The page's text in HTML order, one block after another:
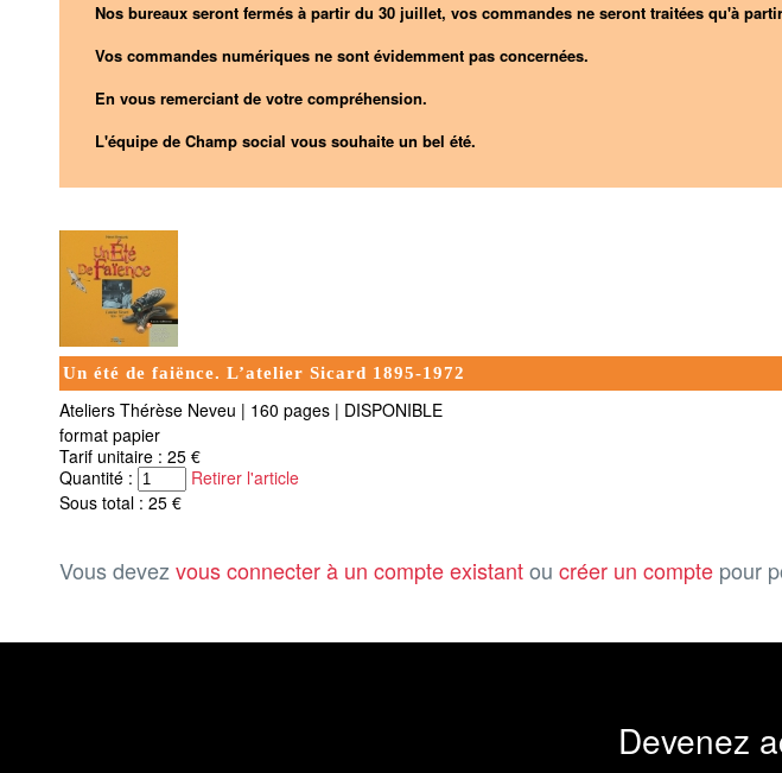
Nos bureaux seront fermés à partir du 30 juillet, vos commandes ne seront traitées qu'à
Vos commandes numériques ne sont évidemment pas concernées.
En vous remerciant de votre compréhension.
L'équipe de Champ social vous souhaite un bel été.
Un été de faiënce. L’atelier Sicard 1895-1972
Ateliers Thérèse Neveu | 160 pages | DISPONIBLE
format papier
Tarif unitaire : 25 €
Quantité :
Retirer l'article
Sous total : 25 €
Vous devezvous connecter à un compte existantou créer un compte pour
Devenez